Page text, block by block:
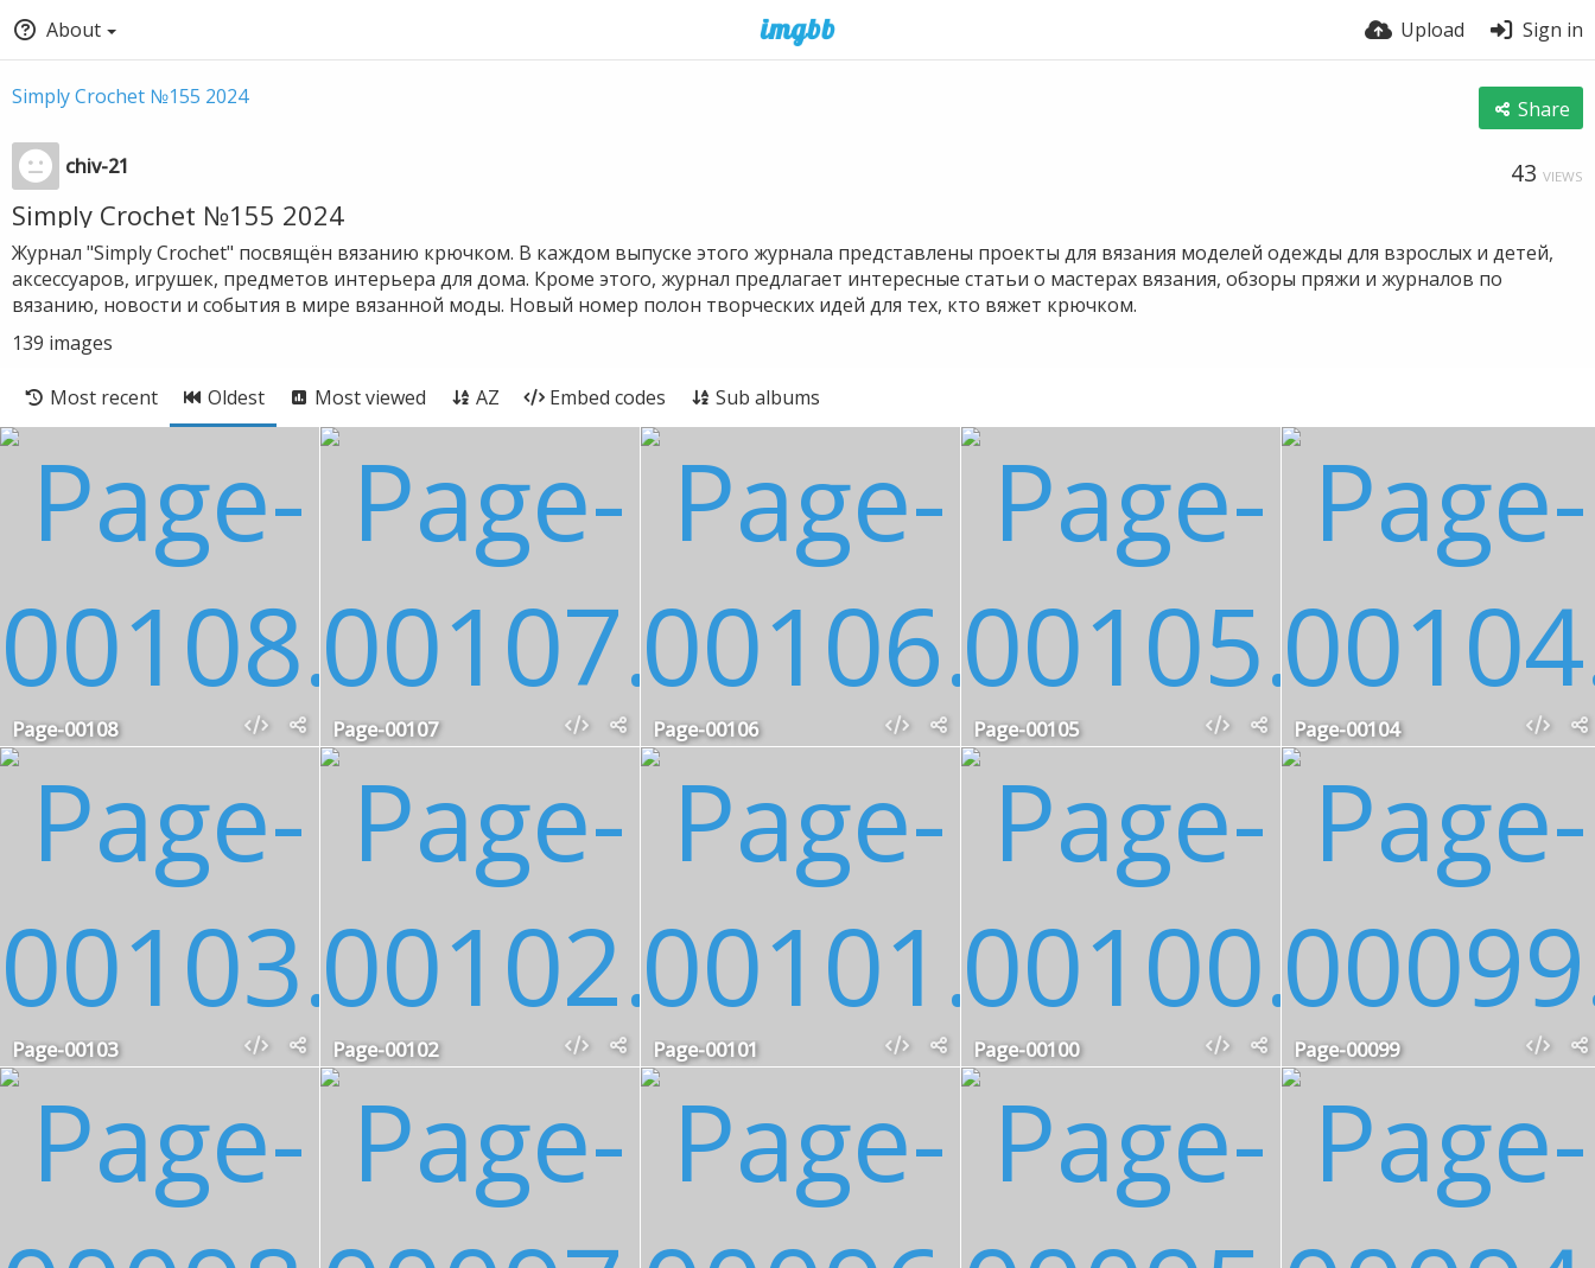
About Upload Sign in
Simply Crochet №155 2024 Share
chiv-21 43 VIEWS
Simply Crochet №155 2024
Журнал "Simply Crochet" посвящён вязанию крючком. В каждом выпуске этого журнала представлены проекты для вязания моделей одежды для взрослых и детей,
аксессуаров, игрушек, предметов интерьера для дома. Кроме этого, журнал предлагает интересные статьи о мастерах вязания, обзоры пряжи и журналов по
вязанию, новости и события в мире вязанной моды. Новый номер полон творческих идей для тех, кто вяжет крючком.
139 images
Most recent Oldest Most viewed AZ Embed codes Sub albums
Page-00108 Page-00107 Page-00106 Page-00105 Page-00104
Page-00103 Page-00102 Page-00101 Page-00100 Page-00099